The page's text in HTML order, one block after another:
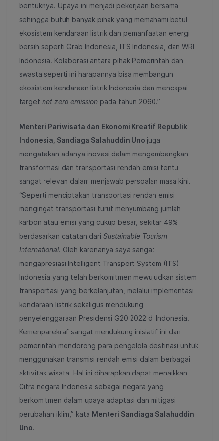
bentuknya. Upaya ini menjadi pekerjaan bersama
sehingga butuh banyak pihak yang memahami betul
ekosistem kendaraan listrik dan pemanfaatan energi
bersih seperti Grab Indonesia, ITS Indonesia, dan WRI
Indonesia. Kolaborasi antara pihak Pemerintah dan
swasta seperti ini harapannya bisa membangun
ekosistem kendaraan listrik Indonesia dan mencapai
target net zero emission pada tahun 2060.”
Menteri Pariwisata dan Ekonomi Kreatif Republik
Indonesia, Sandiaga Salahuddin Uno juga
mengatakan adanya inovasi dalam mengembangkan
transformasi dan transportasi rendah emisi tentu
sangat relevan dalam menjawab persoalan masa kini.
“Seperti menciptakan transportasi rendah emisi
mengingat transportasi turut menyumbang jumlah
karbon atau emisi yang cukup besar, sekitar 49%
berdasarkan catatan dari Sustainable Tourism
International. Oleh karenanya saya sangat
mengapresiasi Intelligent Transport System (ITS)
Indonesia yang telah berkomitmen mewujudkan sistem
transportasi yang berkelanjutan, melalui implementasi
kendaraan listrik sekaligus mendukung
penyelenggaraan Presidensi G20 2022 di Indonesia.
Kemenparekraf sangat mendukung inisiatif ini dan
pemerintah mendorong para pengelola destinasi untuk
menggunakan transmisi rendah emisi dalam berbagai
aktivitas wisata. Hal ini diharapkan dapat menaikkan
Citra negara Indonesia sebagai negara yang
berkomitmen dalam upaya adaptasi dan mitigasi
perubahan iklim,” kata Menteri Sandiaga Salahuddin
Uno.